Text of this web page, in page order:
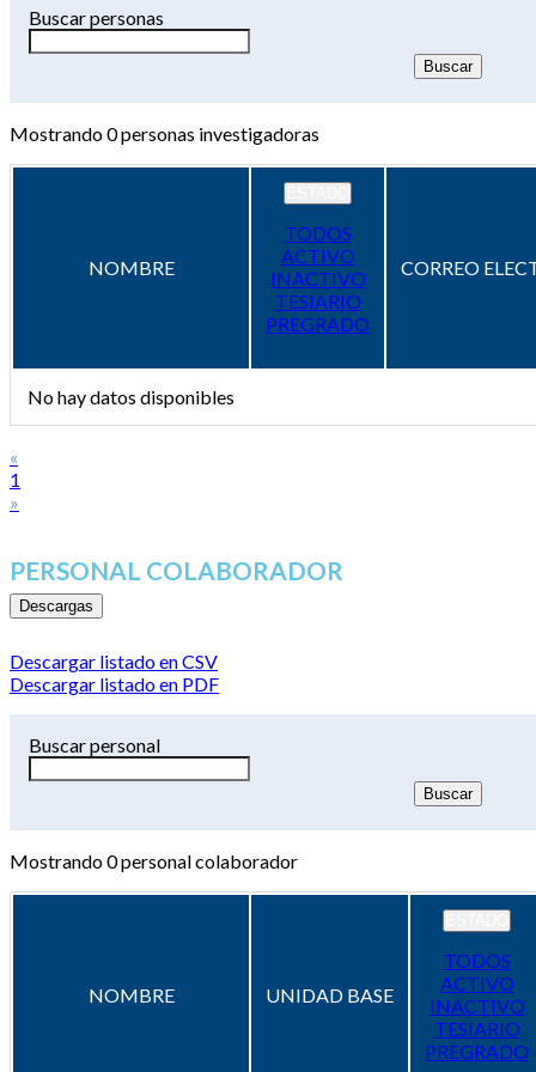
Buscar personas
Mostrando0personas investigadoras
NOMBRE
TODOS
ACTIVO
INACTIVO
TESIARIO
PREGRADO
CORREO
No hay datos disponibles
«
1
»
PERSONAL COLABORADOR
Descargas
Descargar listado en CSV
Descargar listado en PDF
Buscar personal
Mostrando0personal colaborador
NOMBRE UNIDAD BASE
TODOS
ACTIVO
INACTIVO
TESIARIO
PREGRADO